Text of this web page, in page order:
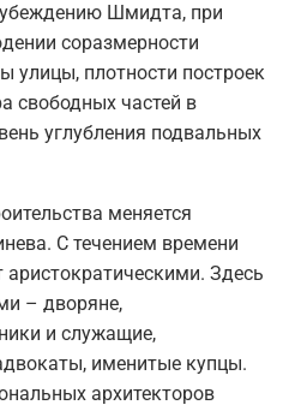
Шмидта, при
соразмерности
улицы, плотности построек
свободных частей в
углубления подвальных
меняется
С течением времени
аристократическими. Здесь
– дворяне,
и служащие,
именитые купцы.
архитекторов